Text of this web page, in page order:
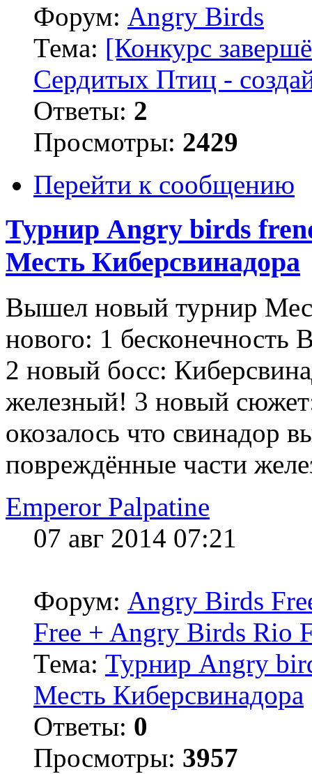
Форум: Angry Birds
Тема: [Конкурс
Сердитых Птиц -
Ответы: 2
Просмотры: 2429
Перейти к сообщению
Турнир Angry birds
Месть Киберсвинадора
Вышел новый турнир
нового: 1 бесконечность
2 новый босс:
железный! 3 новый
окозалось что свинадор
повреждённые части
Emperor Palpatine
07 авг 2014 07:21
Форум: Angry Birds
Free + Angry Birds Rio
Тема: Турнир Angry
Месть Киберсвинадора
Ответы: 0
Просмотры: 3957